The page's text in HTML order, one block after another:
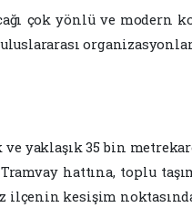
çok yönlü ve
yaklaşık 35 bin
hattına, toplu
ilçenin kesişim